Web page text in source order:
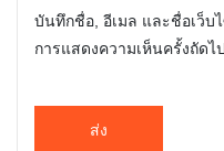
บันทึกชื่อ, อีเมล และชื่อเว็บ
การแสดงความเห็นครั้งถัดไป